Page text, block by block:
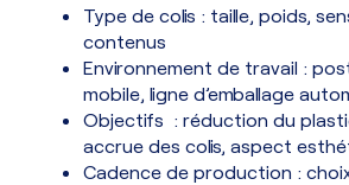
Type de colis : taille, poids,
contenus
Environnement de travail :
mobile, ligne d’emballage
Objectifs : réduction du
accrue des colis, aspect
Cadence de production :